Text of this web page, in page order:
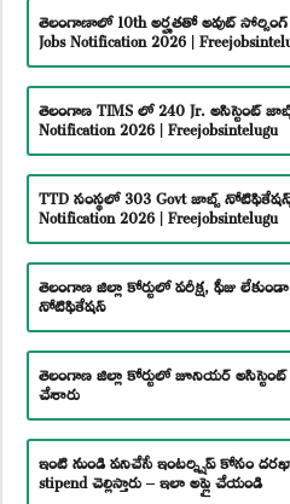
తెలంగాణాలో 10th అర్హతతో అవుట్ సోర్సింగ్
Jobs Notification 2026 |
తెలంగాణ TIMS లో 240 Jr. అసిస్టెంట్
Notification 2026 | Freejobsintelugu
TTD సంస్థలో 303 Govt జాబ్స్
Notification 2026 | Freejobsintelugu
తెలంగాణ జిల్లా కోర్టులో పరీక్ష, ఫీజు
నోటిఫికేషన్
తెలంగాణ జిల్లా కోర్టులో జూనియర్
చేశారు
ఇంటి నుండి పనిచేసే ఇంటర్న్షిప్ కోసం
stipend చెల్లిస్తారు – ఇలా అప్లై చేయండి